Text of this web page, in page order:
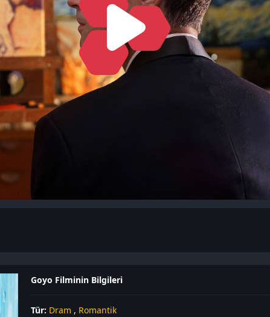
Goyo Filminin Bilgileri
Tür: Dram , Romantik